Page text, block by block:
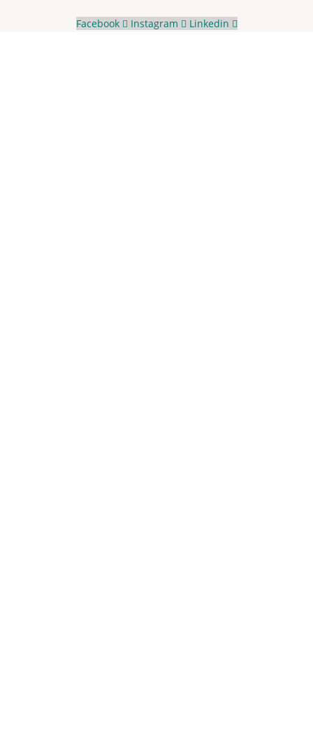
Facebook Instagram Linkedin